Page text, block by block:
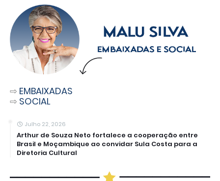
⇨ EMBAIXADAS
⇨ SOCIAL
Julho 22, 2026
Arthur de Souza Neto fortalece a cooperação entre
Brasil e Moçambique ao convidar Sula Costa para a
Diretoria Cultural